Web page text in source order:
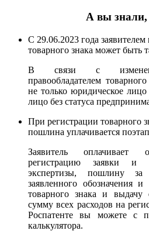
А вы знали,
С 29.06.2023 года
товарного знака может быть
В связи с
правообладателем
не только юридическое
лицо без статуса
При регистрации товарного
пошлина уплачивается
Заявитель
регистрацию заявки и
экспертизы, пошлину за
заявленного обозначения
товарного знака и выдачу
сумму всех расходов на
Роспатенте вы можете с
калькулятора.